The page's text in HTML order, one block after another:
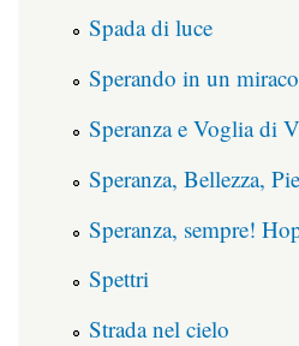
Spada di luce
Sperando in un
Speranza e Voglia di
Speranza, Bellezza,
Speranza, sempre!
Spettri
Strada nel cielo